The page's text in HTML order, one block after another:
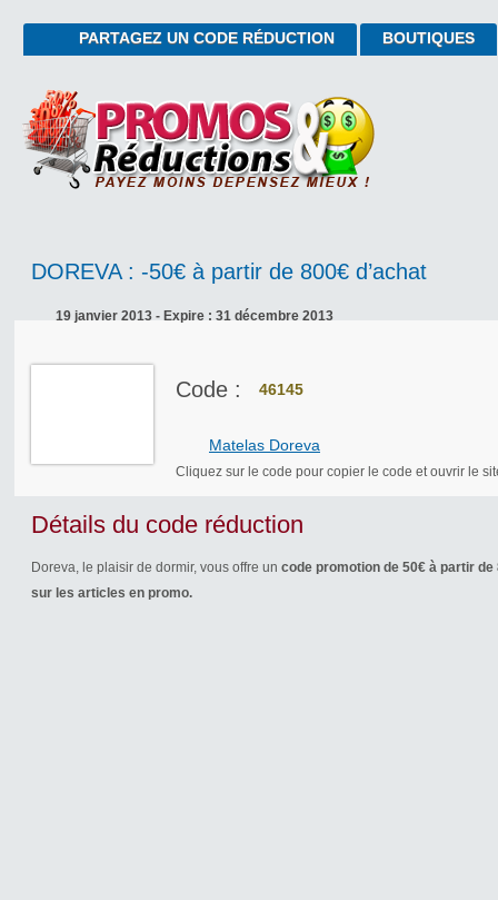
PARTAGEZ UN CODE RÉDUCTION BOUTIQUES
DOREVA : -50€ à partir de 800€ d’achat
19 janvier 2013 - Expire : 31 décembre 2013
Code : 46145
Matelas Doreva
Cliquez sur le code pour copier le code et ouvrir le
Détails du code réduction
Doreva, le plaisir de dormir, vous offre un code promotion de 50€ à partir
sur les articles en promo.